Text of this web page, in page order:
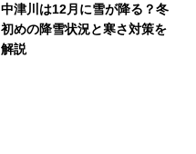
中津川は12月に雪が降る？冬
初めの降雪状況と寒さ対策を
解説